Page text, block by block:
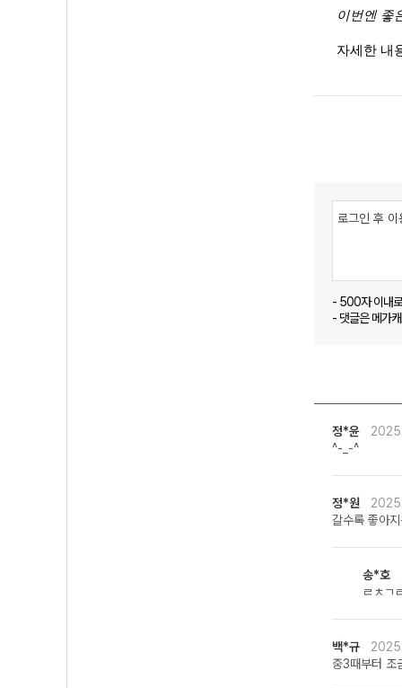
이번엔 좋
자세한 내
- 500자 이내
- 댓글은 메가
정*윤
^-_-^
정*원
갈수록 좋아
송*호
ㄹㅊㄱ
백*규
중3때부터 조